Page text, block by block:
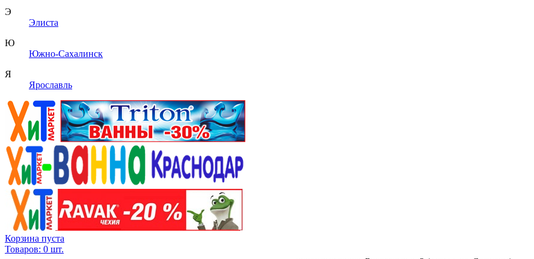
Э
Элиста
Ю
Южно-Сахалинск
Я
Ярославль
Корзина пуста
Товаров: 0 шт.